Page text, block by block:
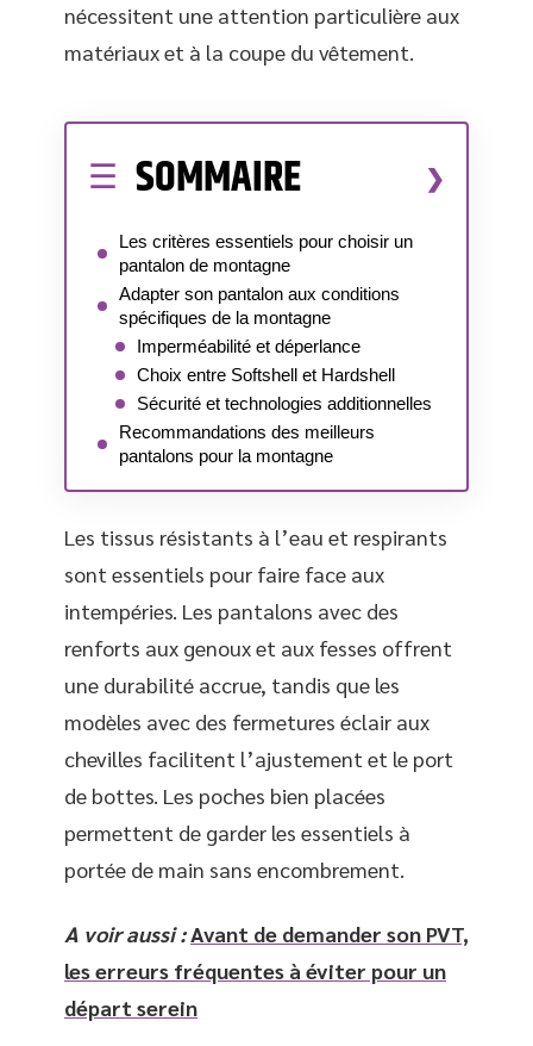
nécessitent une attention particulière aux
matériaux et à la coupe du vêtement.
SOMMAIRE
Les critères essentiels pour choisir un
pantalon de montagne
Adapter son pantalon aux conditions
spécifiques de la montagne
Imperméabilité et déperlance
Choix entre Softshell et Hardshell
Sécurité et technologies additionnelles
Recommandations des meilleurs
pantalons pour la montagne
Les tissus résistants à l’eau et respirants
sont essentiels pour faire face aux
intempéries. Les pantalons avec des
renforts aux genoux et aux fesses offrent
une durabilité accrue, tandis que les
modèles avec des fermetures éclair aux
chevilles facilitent l’ajustement et le port
de bottes. Les poches bien placées
permettent de garder les essentiels à
portée de main sans encombrement.
A voir aussi : Avant de demander son PVT,
les erreurs fréquentes à éviter pour un
départ serein